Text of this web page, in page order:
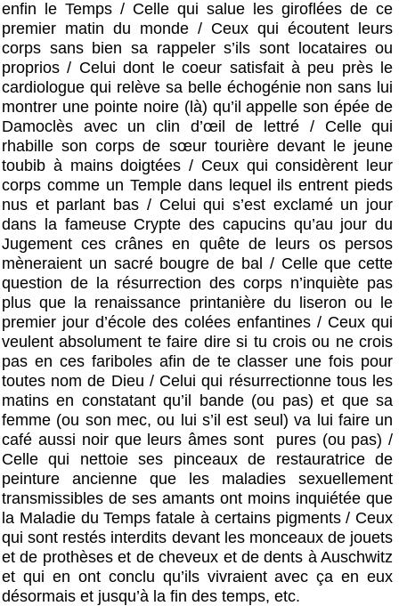
enfin le Temps / Celle qui salue les giroflées de ce
premier matin du monde / Ceux qui écoutent leurs
corps sans bien sa rappeler s’ils sont locataires ou
proprios / Celui dont le coeur satisfait à peu près le
cardiologue qui relève sa belle échogénie non sans lui
montrer une pointe noire (là) qu’il appelle son épée de
Damoclès avec un clin d’œil de lettré / Celle qui
rhabille son corps de sœur tourière devant le jeune
toubib à mains doigtées / Ceux qui considèrent leur
corps comme un Temple dans lequel ils entrent pieds
nus et parlant bas / Celui qui s’est exclamé un jour
dans la fameuse Crypte des capucins qu’au jour du
Jugement ces crânes en quête de leurs os persos
mèneraient un sacré bougre de bal / Celle que cette
question de la résurrection des corps n’inquiète pas
plus que la renaissance printanière du liseron ou le
premier jour d’école des colées enfantines / Ceux qui
veulent absolument te faire dire si tu crois ou ne crois
pas en ces fariboles afin de te classer une fois pour
toutes nom de Dieu / Celui qui résurrectionne tous les
matins en constatant qu’il bande (ou pas) et que sa
femme (ou son mec, ou lui s’il est seul) va lui faire un
café aussi noir que leurs âmes sont
pures (ou pas) /
Celle qui nettoie ses pinceaux de restauratrice de
peinture ancienne que les maladies sexuellement
transmissibles de ses amants ont moins inquiétée que
la Maladie du Temps fatale à certains pigments / Ceux
qui sont restés interdits devant les monceaux de jouets
et de prothèses et de cheveux et de dents à Auschwitz
et qui en ont conclu qu’ils vivraient avec ça en eux
désormais et jusqu’à la fin des temps, etc.